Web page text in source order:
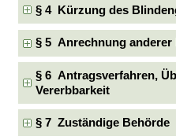
§ 4 Kürzung des
§ 5 Anrechnung anderer
§ 6 Antragsverfahren,
Vererbbarkeit
§ 7 Zuständige Behörde